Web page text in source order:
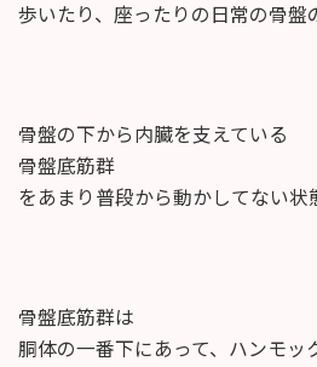
歩いたり、座ったりの日常の骨盤
骨盤の下から内臓を支えている
骨盤底筋群
をあまり普段から動かしてない状
骨盤底筋群は
胴体の一番下にあって、ハンモッ